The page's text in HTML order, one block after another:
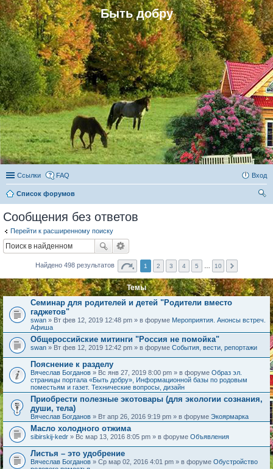
Быть добру
Ссылки FAQ Вход
Список форумов
Сообщения без ответов
Перейти к расширенному поиску
Найдено 498 результатов 1 2 3 4 5 10
Темы
Семинар для родителей и детей "Родители вместо
гаджетов"
swan » Вт фев 12, 2019 12:48 pm » в форуме Мероприятия. Анонсы встреч.
Афиша
Общероссийские митинги "Россия не помойка"
swan » Вт фев 12, 2019 12:42 pm » в форуме События, вести, репортажи
Пояснение к разделу
Вячеслав Богданов » Вс янв 27, 2019 8:00 pm » в форуме Образ эл.
страницы портала «Быть добру», Информационной базы по родовым
поместьям и газет. Технические вопросы, дизайн
Приобрести полезные экотовары (для экологии сознания,
души, тела)
Вячеслав Богданов » Вт апр 26, 2016 9:19 pm » в форуме Экоярмарка
Масло холодного отжима
sibirskij-kedr » Вс мар 13, 2016 8:05 pm » в форуме Объявления
Листья – это удобрение
Вячеслав Богданов » Ср мар 02, 2016 4:01 pm » в форуме Обустройство